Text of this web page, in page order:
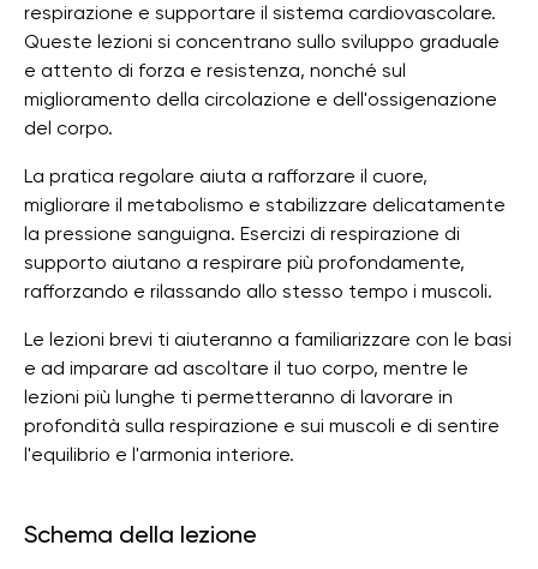
respirazione e supportare il sistema cardiovascolare.
Queste lezioni si concentrano sullo sviluppo graduale
e attento di forza e resistenza, nonché sul
miglioramento della circolazione e dell'ossigenazione
del corpo.
La pratica regolare aiuta a rafforzare il cuore,
migliorare il metabolismo e stabilizzare delicatamente
la pressione sanguigna. Esercizi di respirazione di
supporto aiutano a respirare più profondamente,
rafforzando e rilassando allo stesso tempo i muscoli.
Le lezioni brevi ti aiuteranno a familiarizzare con le basi
e ad imparare ad ascoltare il tuo corpo, mentre le
lezioni più lunghe ti permetteranno di lavorare in
profondità sulla respirazione e sui muscoli e di sentire
l'equilibrio e l'armonia interiore.
Schema della lezione